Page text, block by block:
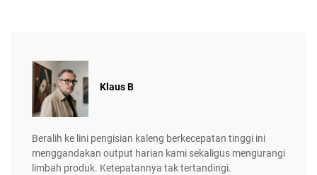
Klaus B
Beralih ke lini pengisian kaleng berkecepatan tinggi ini
menggandakan output harian kami sekaligus mengurangi
limbah produk. Ketepatannya tak tertandingi.